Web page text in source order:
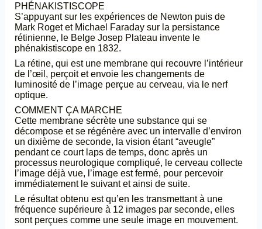
PHÉNAKISTISCOPE
S’appuyant sur les expériences de Newton puis de
Mark Roget et Michael Faraday sur la persistance
rétinienne, le Belge Josep Plateau invente le
phénakistiscope en 1832.
La rétine, qui est une membrane qui recouvre l’intérieur
de l’œil, perçoit et envoie les changements de
luminosité de l’image perçue au cerveau, via le nerf
optique.
COMMENT ÇA MARCHE
Cette membrane sécrète une substance qui se
décompose et se régénère avec un intervalle d’environ
un dixième de seconde, la vision étant “aveugle”
pendant ce court laps de temps, donc après un
processus neurologique compliqué, le cerveau collecte
l’image déjà vue, l’image est fermé, pour percevoir
immédiatement le suivant et ainsi de suite.
Le résultat obtenu est qu’en les transmettant à une
fréquence supérieure à 12 images par seconde, elles
sont perçues comme une seule image en mouvement.